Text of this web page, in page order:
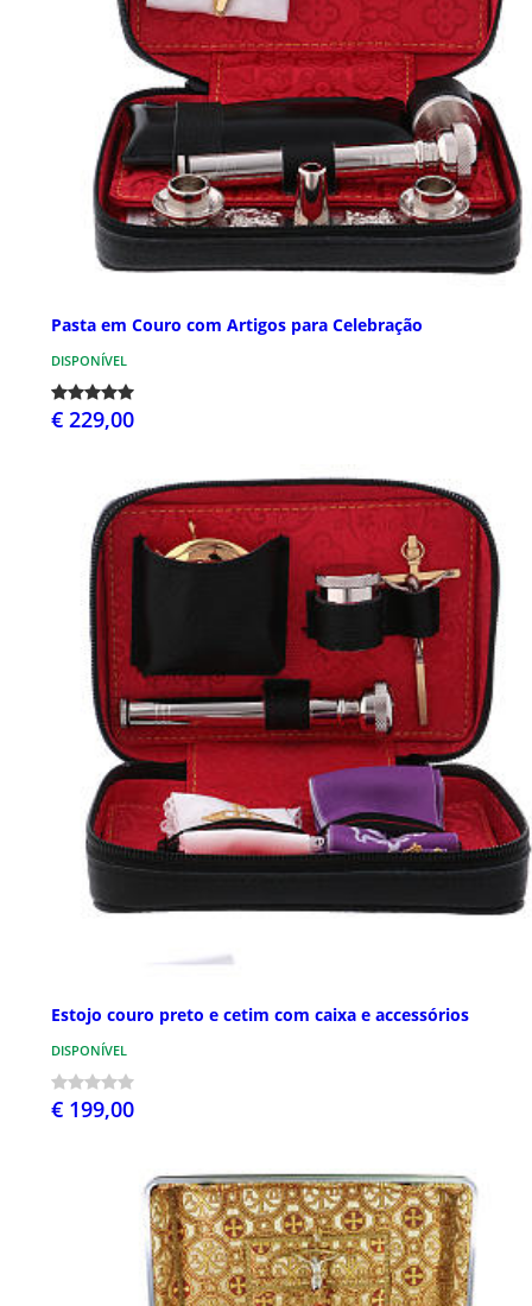
Pasta em Couro com Artigos para Celebração
DISPONÍVEL
€ 229,00
Estojo couro preto e cetim com caixa e accessórios
DISPONÍVEL
€ 199,00